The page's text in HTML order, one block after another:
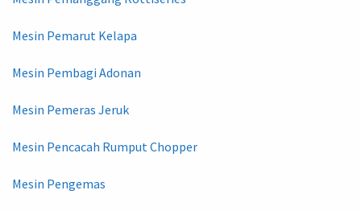
Mesin Pemarut Kelapa
Mesin Pembagi Adonan
Mesin Pemeras Jeruk
Mesin Pencacah Rumput Chopper
Mesin Pengemas